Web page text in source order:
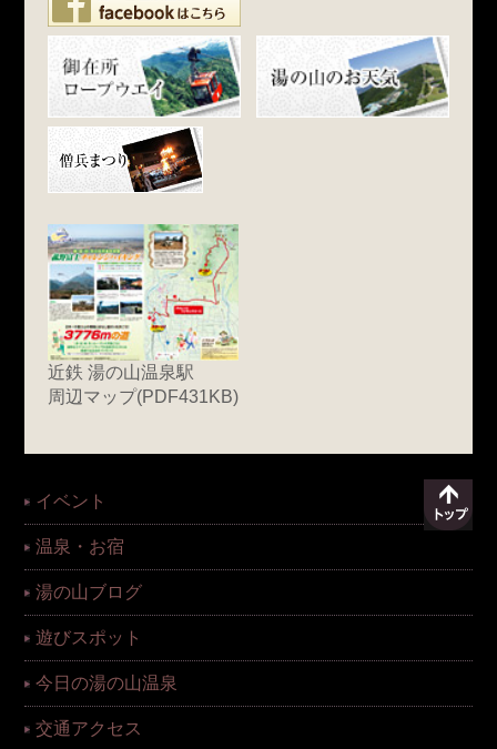
近鉄 湯の山温泉駅
周辺マップ(PDF431KB)
イベント
温泉・お宿
湯の山ブログ
遊びスポット
今日の湯の山温泉
交通アクセス